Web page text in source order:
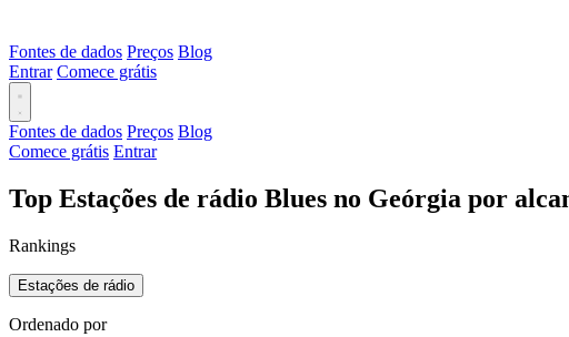
Fontes de dados Preços Blog
Entrar Comece grátis
Fontes de dados Preços Blog
Comece grátis Entrar
Top Estações de rádio Blues no Geórgia por
Rankings
Estações de rádio
Ordenado por